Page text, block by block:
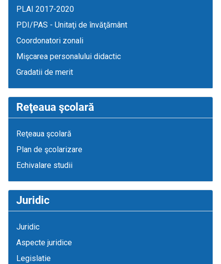
PLAI 2017-2020
PDI/PAS - Unitaţi de învăţământ
Coordonatori zonali
Mişcarea personalului didactic
Gradatii de merit
Reţeaua şcolară
Reţeaua şcolară
Plan de şcolarizare
Echivalare studii
Juridic
Juridic
Aspecte juridice
Legislatie